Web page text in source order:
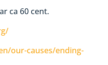
ca 60 cent.
our-causes/ending-